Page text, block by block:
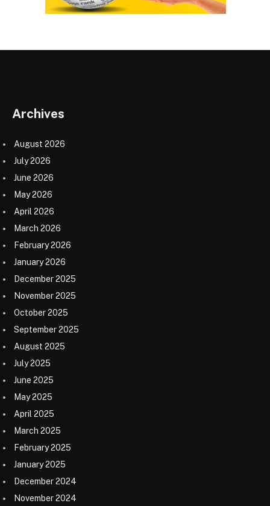
Archives
August 2026
July 2026
June 2026
May 2026
April 2026
March 2026
February 2026
January 2026
December 2025
November 2025
October 2025
September 2025
August 2025
July 2025
June 2025
May 2025
April 2025
March 2025
February 2025
January 2025
December 2024
November 2024